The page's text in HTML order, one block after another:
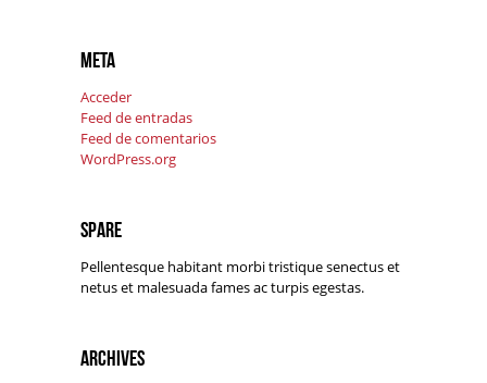
Meta
Acceder
Feed de entradas
Feed de comentarios
WordPress.org
Spare
Pellentesque habitant morbi tristique senectus et
netus et malesuada fames ac turpis egestas.
Archives